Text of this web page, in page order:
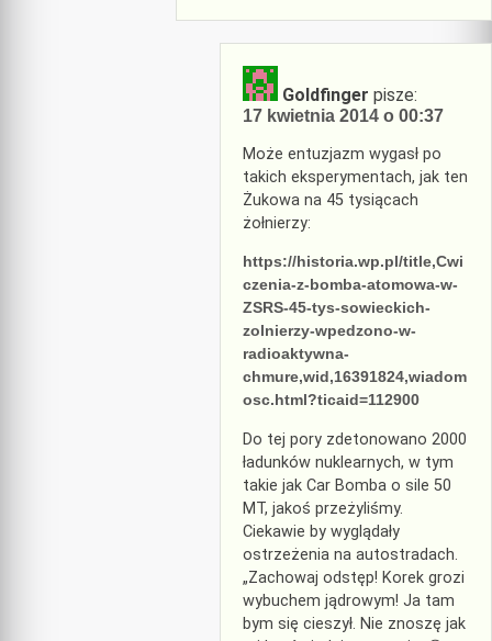
Goldfinger pisze:
17 kwietnia 2014 o 00:37
Może entuzjazm wygasł po
takich eksperymentach, jak ten
Żukowa na 45 tysiącach
żołnierzy:
https://historia.wp.pl/title,Cwi
czenia-z-bomba-atomowa-w-
ZSRS-45-tys-sowieckich-
zolnierzy-wpedzono-w-
radioaktywna-
chmure,wid,16391824,wiadom
osc.html?ticaid=112900
Do tej pory zdetonowano 2000
ładunków nuklearnych, w tym
takie jak Car Bomba o sile 50
MT, jakoś przeżyliśmy.
Ciekawie by wyglądały
ostrzeżenia na autostradach.
„Zachowaj odstęp! Korek grozi
wybuchem jądrowym! Ja tam
bym się cieszył. Nie znoszę jak